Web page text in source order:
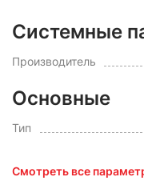
Системные
Производитель
Основные
Тип
Смотреть все